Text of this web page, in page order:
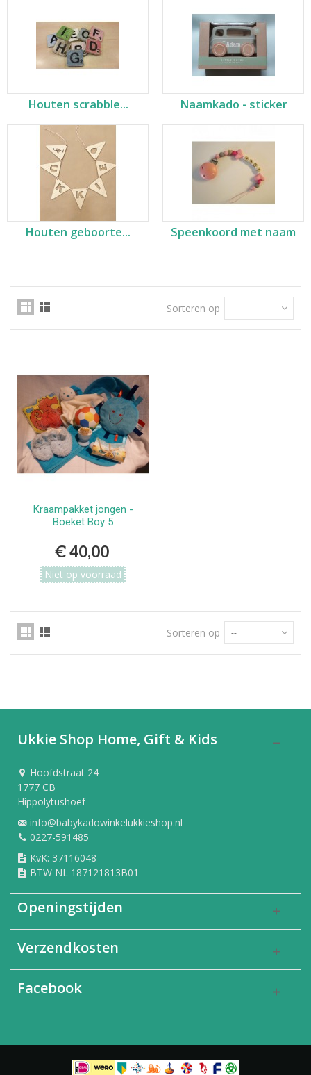
Houten scrabble... Naamkado - sticker
Houten geboorte... Speenkoord met naam
Sorteren op --
Kraampakket jongen -
Boeket Boy 5
€ 40,00
Niet op voorraad
Sorteren op --
Ukkie Shop Home, Gift & Kids
Hoofdstraat 24
1777 CB
Hippolytushoef
info@babykadowinkelukkieshop.nl
0227-591485
KvK: 37116048
BTW NL 187121813B01
Openingstijden
Verzendkosten
Facebook